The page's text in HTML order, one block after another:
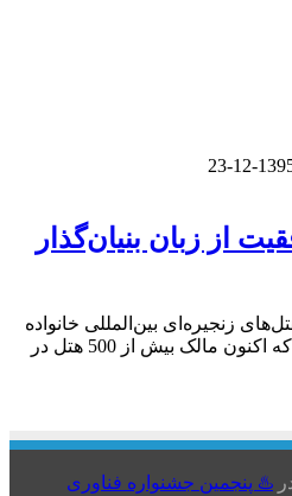
1395-12-
از زبان بنیان‌گذار
زنجیره‌ای بین‌المللی خانواده
هیلتون است، کمپانی‌ای که اکنون مالک بیش از 500 هتل در
♨️ پنجمین جشنواره فناوری